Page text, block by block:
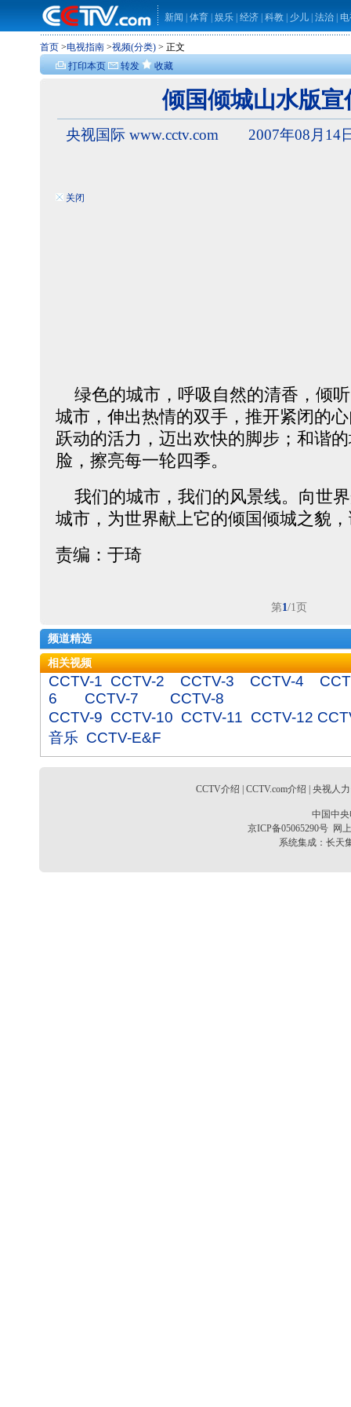
新闻 体育 娱乐 经济 科教 少儿 法治
首页 >电视指南 >视频(分类) > 正文
打印本页
转发 收藏
关闭
倾国倾城山水版
央视国际 www.cctv.com 2007年08月14
绿色的城市，呼吸自然的清香，倾
城市，伸出热情的双手，推开紧闭的
跃动的活力，迈出欢快的脚步；和谐
脸，擦亮每一轮四季。
我们的城市，我们的风景线。向世
城市，为世界献上它的倾国倾城之貌
责编：于琦
第1/1页
频道精选
相关视频
CCTV-1 CCTV-2 CCTV-3 CCTV-4
6
CCTV-7
CCTV-8
CCTV-9 CCTV-10 CCTV-11 CCTV-12
音乐 CCTV-E&F
CCTV介绍 CCTV.com介绍 央视人
中国中
京ICP备05065290号 网
系统集成： 长天